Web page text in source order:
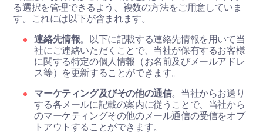
る選択を管理できるよう、複数の方法をご用意していま
す。これには以下が含まれます。
連絡先情報。以下に記載する連絡先情報を用いて当
社にご連絡いただくことで、当社が保有するお客様
に関する特定の個人情報（お名前及びメールアドレ
ス等）を更新することができます。
マーケティング及びその他の通信。当社からお送り
する各メールに記載の案内に従うことで、当社から
のマーケティングその他のメール通信の受信をオプ
トアウトすることができます。